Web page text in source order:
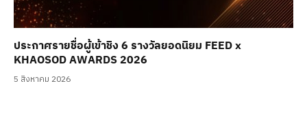
ประกาศรายชื่อผู้เข้าชิง 6 รางวัลยอดนิยม FEED x
KHAOSOD AWARDS 2026
5 สิงหาคม 2026